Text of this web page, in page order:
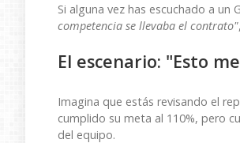
Si alguna vez has escuchado a un
competencia se llevaba el contrato"
El escenario: "Esto
Imagina que estás revisando el
cumplido su meta al 110%, pero
del equipo.